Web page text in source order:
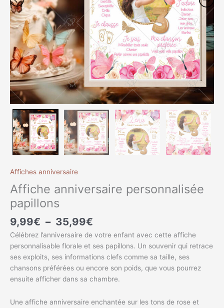
Affiches anniversaire
Affiche anniversaire personnalisée
papillons
9,99€ – 35,99€
Célébrez l’anniversaire de votre enfant avec cette affiche
personnalisable florale et ses papillons. Un souvenir qui retrace
ses exploits, ses informations clefs comme sa taille, ses
chansons préférées ou encore son poids, que vous pourrez
ensuite afficher dans sa chambre.
Une affiche anniversaire enchantée sur les tons de rose et